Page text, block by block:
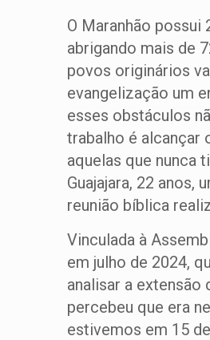
O Maranhão
abrigando mais de
povos originários
evangelização um
esses obstáculos
trabalho é alcançar
aquelas que nunca
Guajajara, 22
reunião bíblica
Vinculada à
em julho de 2024,
analisar a extensão
percebeu que era
estivemos em 15